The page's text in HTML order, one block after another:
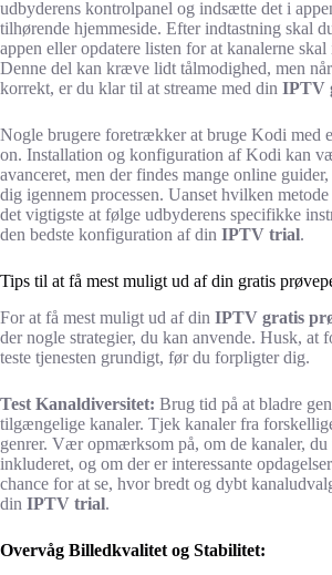
udbyderens kontrolpanel og indsætte det i
tilhørende hjemmeside. Efter indtastning skal
appen eller opdatere listen for at kanalerne
Denne del kan kræve lidt tålmodighed, men
korrekt, er du klar til at streame med din IPTV
Nogle brugere foretrækker at bruge Kodi med
on. Installation og konfiguration af Kodi kan
avanceret, men der findes mange online
dig igennem processen. Uanset hvilken
det vigtigste at følge udbyderens specifikke
den bedste konfiguration af din IPTV trial.
Tips til at få mest muligt ud af din gratis
For at få mest muligt ud af din IPTV gratis
der nogle strategier, du kan anvende. Husk, at
teste tjenesten grundigt, før du forpligter dig.
Test Kanaldiversitet: Brug tid på at bladre
tilgængelige kanaler. Tjek kanaler fra
genrer. Vær opmærksom på, om de kanaler, du
inkluderet, og om der er interessante
chance for at se, hvor bredt og dybt
din IPTV trial.
Overvåg Billedkvalitet og Stabilitet: